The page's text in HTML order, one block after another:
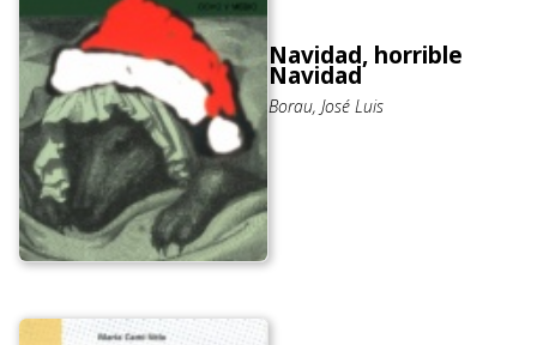
Navidad, horrible
Navidad
Borau, José Luis